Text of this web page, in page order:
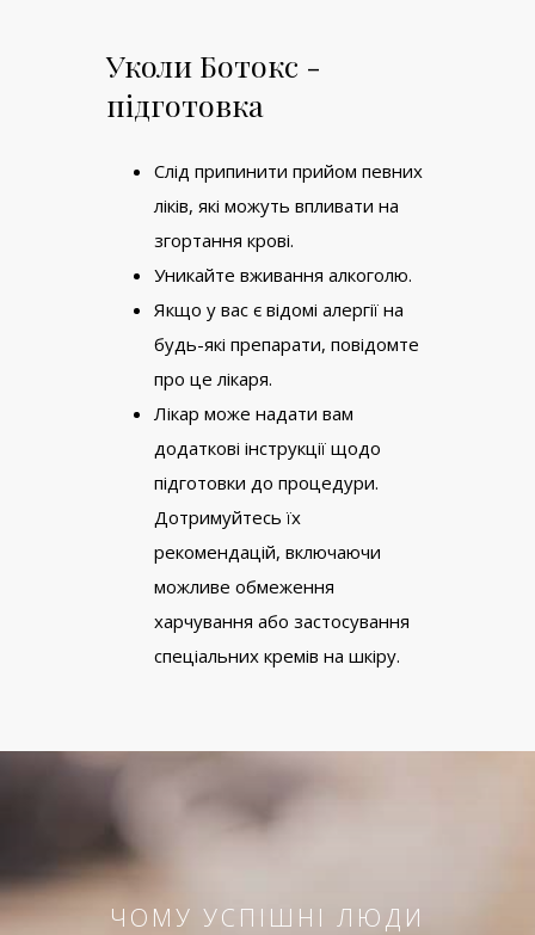
Уколи Ботокс -
підготовка
Слід припинити прийом певних
ліків, які можуть впливати на
згортання крові.
Уникайте вживання алкоголю.
Якщо у вас є відомі алергії на
будь-які препарати, повідомте
про це лікаря.
Лікар може надати вам
додаткові інструкції щодо
підготовки до процедури.
Дотримуйтесь їх
рекомендацій, включаючи
можливе обмеження
харчування або застосування
спеціальних кремів на шкіру.
ЧОМУ УСПІШНІ ЛЮДИ